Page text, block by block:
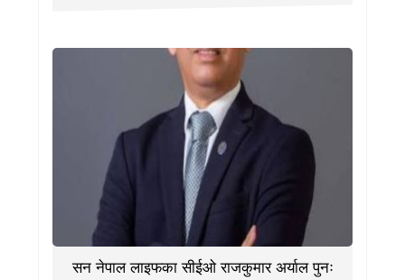
सन नेपाल लाइफका सीईओ राजकुमार अर्याल पुनः